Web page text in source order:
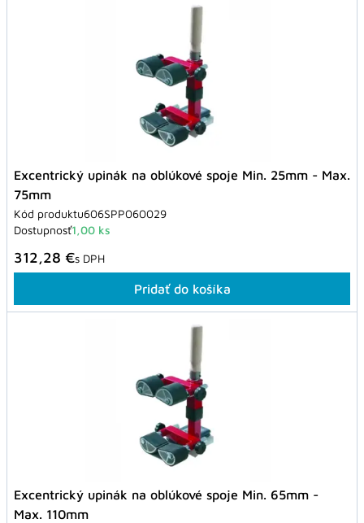
Excentrický upinák na oblúkové spoje Min. 25mm - Max.
75mm
Kód produktu606SPP060029
Dostupnosť1,00 ks
312,28 €s DPH
Pridať do košíka
Excentrický upinák na oblúkové spoje Min. 65mm -
Max. 110mm